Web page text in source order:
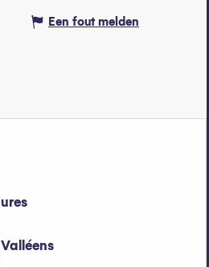
Een fout melden